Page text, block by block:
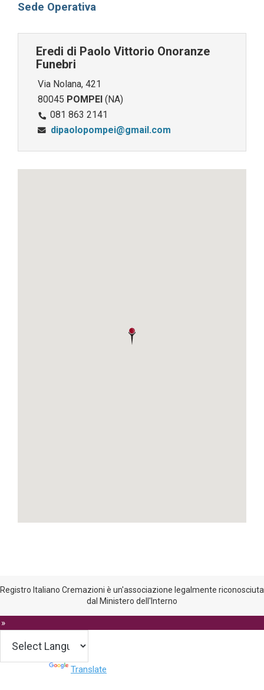
Sede Operativa
Eredi di Paolo Vittorio Onoranze
Funebri
Via Nolana, 421
80045 POMPEI (NA)
081 863 2141
dipaolopompei@gmail.com
Registro Italiano Cremazioni è un'associazione legalmente riconosciuta
dal Ministero dell'Interno
Translate